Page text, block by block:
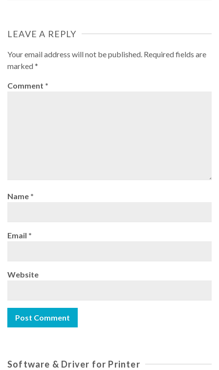
LEAVE A REPLY
Your email address will not be published. Required fields are
marked*
Comment *
Name *
Email *
Website
Software & Driver for Printer